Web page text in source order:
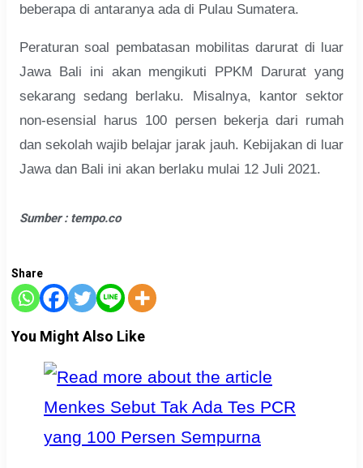
beberapa di antaranya ada di Pulau Sumatera.
Peraturan soal pembatasan mobilitas darurat di luar
Jawa Bali ini akan mengikuti PPKM Darurat yang
sekarang sedang berlaku. Misalnya, kantor sektor
non-esensial harus 100 persen bekerja dari rumah
dan sekolah wajib belajar jarak jauh. Kebijakan di luar
Jawa dan Bali ini akan berlaku mulai 12 Juli 2021.
Sumber : tempo.co
Share
You Might Also Like